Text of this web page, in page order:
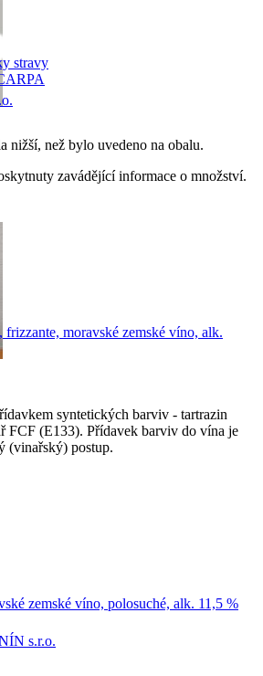
stravy
nižší, než bylo uvedeno na obalu.
zavádějící informace o množství.
frizzante, moravské zemské víno, alk.
syntetických barviv - tartrazin
FCF (E133). Přídavek barviv do vína je
(vinařský) postup.
zemské víno, polosuché, alk. 11,5 %
s.r.o.